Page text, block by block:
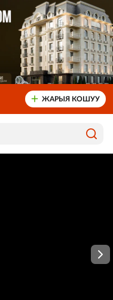
ЖАРЫЯ КОШУУ